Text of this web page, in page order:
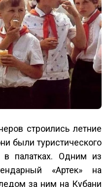
строились летние
были туристического
палатках. Одним из
«Артек» на
за ним на Кубани